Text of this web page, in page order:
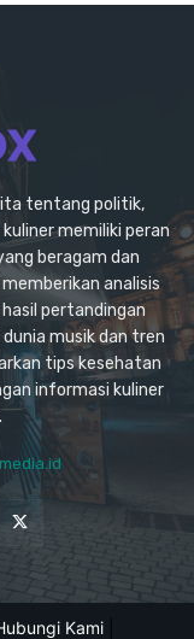
tentang politik,
memiliki peran
beragam dan
analisis
pertandingan
musik dan tren
tips kesehatan
informasi kuliner
Kami